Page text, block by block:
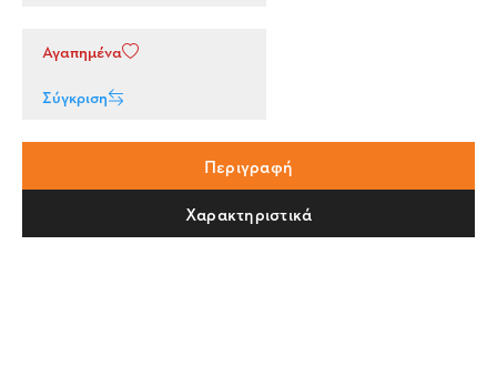
Αγαπημένα
Σύγκριση
Περιγραφή
Χαρακτηριστικά